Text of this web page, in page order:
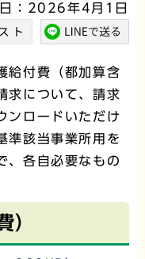
：2026年4月1日
給付費（都加算含
求について、請求
ンロードいただけ
準該当事業所用を
、各自必要なもの
）